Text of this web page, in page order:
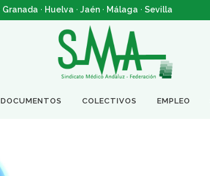
Granada · Huelva · Jaén · Málaga · Sevilla
DOCUMENTOS COLECTIVOS EMPLEO